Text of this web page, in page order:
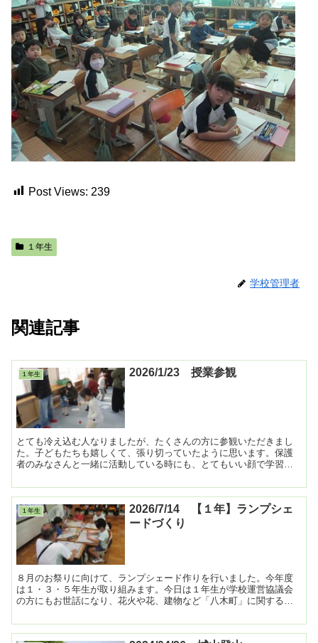
Post Views: 239
１年生
学校管理者
関連記事
１年生 2026/1/23 授業参観
とても冷え込む人なりましたが、たくさんの方に参観いただきまし
た。子どもたちも嬉しくて、張り切っていたように思います。保護
者のみなさんと一緒に活動している時にも、とてもいい顔で学習し
１年生
2026/7/14 【１年】ランプシェ
ードづくり
８月のお祭りに向けて、ランプシェード作りを行いました。今年度
は１・３・５年生が取り組みます。今日は１年生が学校運営協議会
の方にもお世話になり、花火や花、建物など「八木町」に関する絵